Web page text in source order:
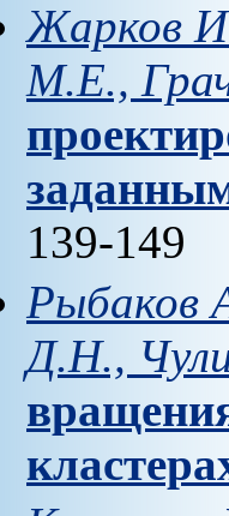
Жарков
М.Е.,
139-149
Рыбаков
Д.Н.,